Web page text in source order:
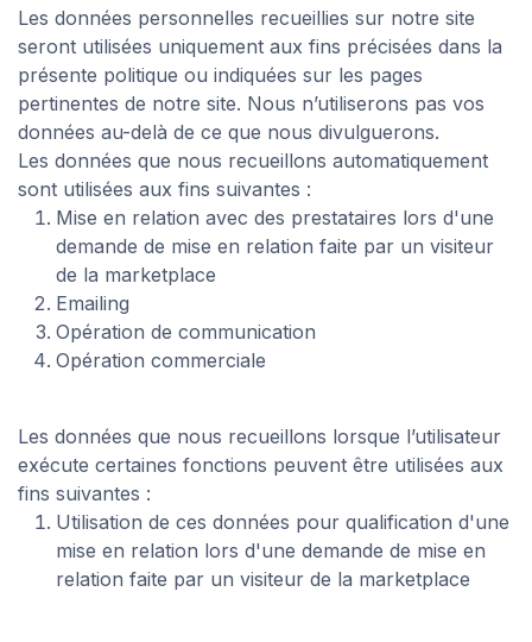
Les données personnelles recueillies sur notre site
seront utilisées uniquement aux fins précisées dans la
présente politique ou indiquées sur les pages
pertinentes de notre site. Nous n’utiliserons pas vos
données au-delà de ce que nous divulguerons.
Les données que nous recueillons automatiquement
sont utilisées aux fins suivantes :
Mise en relation avec des prestataires lors d'une
demande de mise en relation faite par un visiteur
de la marketplace
Emailing
Opération de communication
Opération commerciale
Les données que nous recueillons lorsque l’utilisateur
exécute certaines fonctions peuvent être utilisées aux
fins suivantes :
Utilisation de ces données pour qualification d'une
mise en relation lors d'une demande de mise en
relation faite par un visiteur de la marketplace